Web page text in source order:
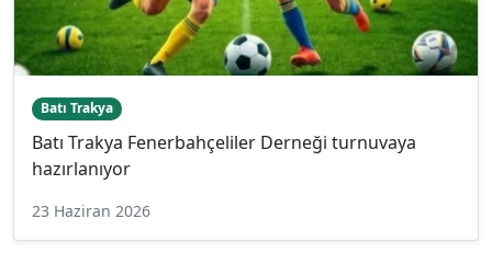
Batı Trakya
Batı Trakya Fenerbahçeliler Derneği turnuvaya
hazırlanıyor
23 Haziran 2026